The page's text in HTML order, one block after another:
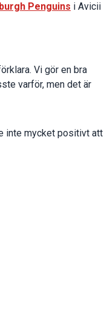
Penguins i Avicii
Vi gör en bra
varför, men det är
inte mycket positivt att